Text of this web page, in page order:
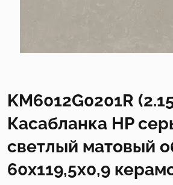
KM6012G0201R
Касабланка HP
светлый матовый
60x119,5x0,9